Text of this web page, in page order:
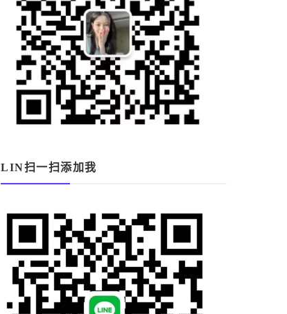
LIN扫一扫添加我